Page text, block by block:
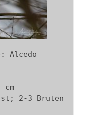
Alcedo
cm
2-3 Bruten